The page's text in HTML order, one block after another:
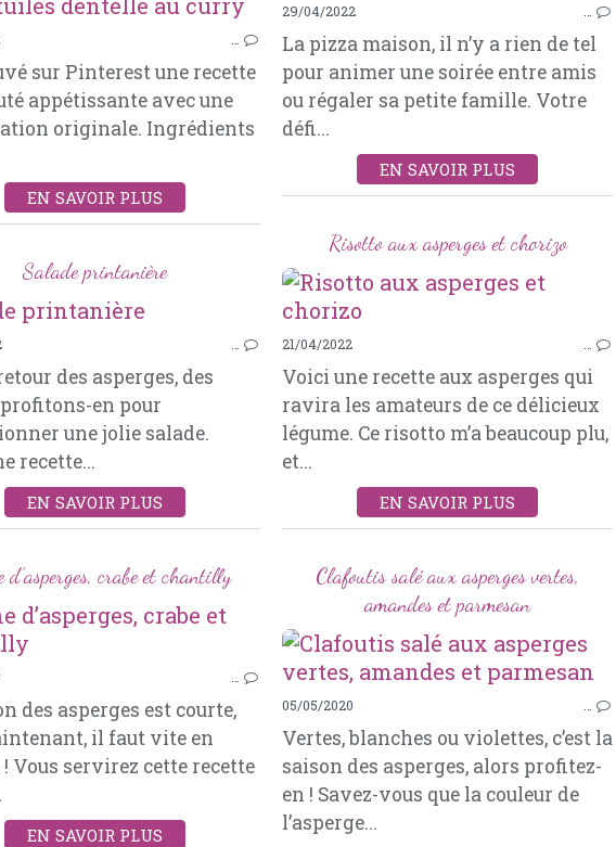
VELOUTÉ
CURRY
PIGNONS DE PIN
sur Pinterest une recette
appétissante avec une
originale. Ingrédients
EN SAVOIR PLUS
29/04/2022
La pizza maison, il n’y a rien de tel
pour animer une soirée entre amis
ou régaler sa petite famille. Votre
défi...
EN SAVOIR PLUS
Risotto aux asperges et chorizo
21/04/2022
Voici une recette aux asperges qui
ravira les amateurs de ce délicieux
légume. Ce risotto m’a beaucoup plu,
et...
EN SAVOIR PLUS
Salade printanière
TOMATES
ASPERGES
FÊTA
PIGNONS DE PIN
CIBOULE
des asperges, des
en pour
une jolie salade.
recette...
EN SAVOIR PLUS
d’asperges, crabe et chantilly
AMUSES-BOUCHES
ASPERGES
CRABE
des asperges est courte,
il faut vite en
Vous servirez cette recette
EN SAVOIR PLUS
Clafoutis salé aux asperges vertes,
amandes et parmesan
05/05/2020
Vertes, blanches ou violettes, c’est la
saison des asperges, alors profitez-
en ! Savez-vous que la couleur de
l’asperge...